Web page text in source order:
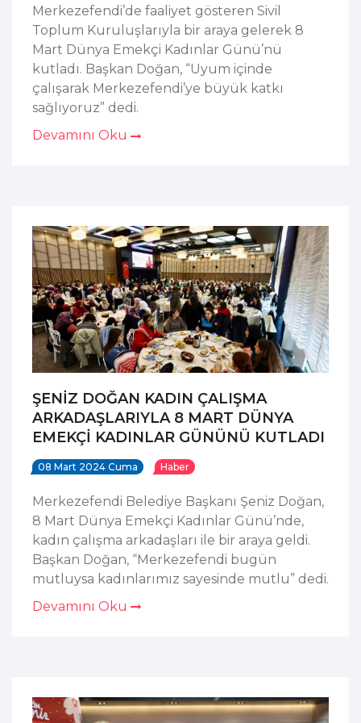
Merkezefendi’de faaliyet gösteren Sivil
Toplum Kuruluşlarıyla bir araya gelerek 8
Mart Dünya Emekçi Kadınlar Günü’nü
kutladı. Başkan Doğan, “Uyum içinde
çalışarak Merkezefendi’ye büyük katkı
sağlıyoruz” dedi.
Devamını Oku
ŞENİZ DOĞAN KADIN ÇALIŞMA
ARKADAŞLARIYLA 8 MART DÜNYA
EMEKÇİ KADINLAR GÜNÜNÜ KUTLADI
08 Mart 2024 Cuma Haber
Merkezefendi Belediye Başkanı Şeniz Doğan,
8 Mart Dünya Emekçi Kadınlar Günü’nde,
kadın çalışma arkadaşları ile bir araya geldi.
Başkan Doğan, “Merkezefendi bugün
mutluysa kadınlarımız sayesinde mutlu” dedi.
Devamını Oku